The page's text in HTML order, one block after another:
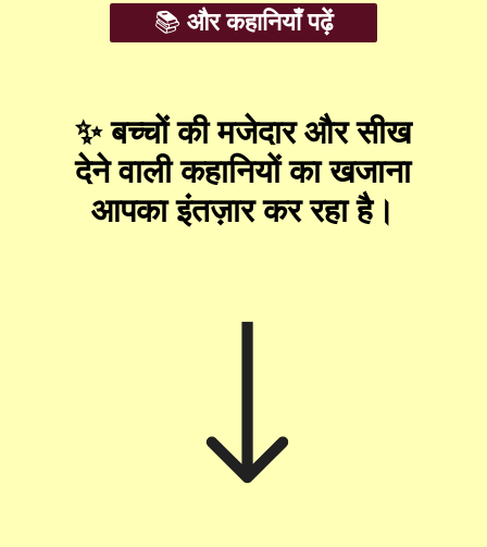
📚 और कहानियाँ पढ़ें
✨ बच्चों की मजेदार और सीख
देने वाली कहानियों का खजाना
आपका इंतज़ार कर रहा है।